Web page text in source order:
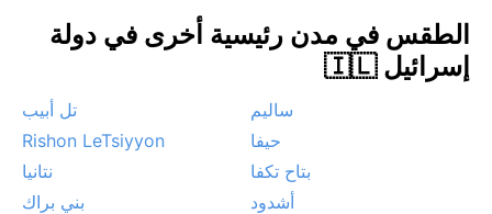
الطقس في مدن رئيسية أخرى في دولة
إسرائيل 🇮🇱
ساليم
تل أبيب
حيفا
Rishon LeTsiyyon
بتاح تكفا
نتانيا
أشدود
بني براك